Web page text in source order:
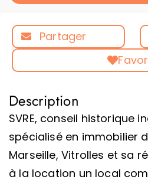
Partager
Description
SVRE, conseil historique
spécialisé en immobilier
Marseille, Vitrolles et sa
à la location un local